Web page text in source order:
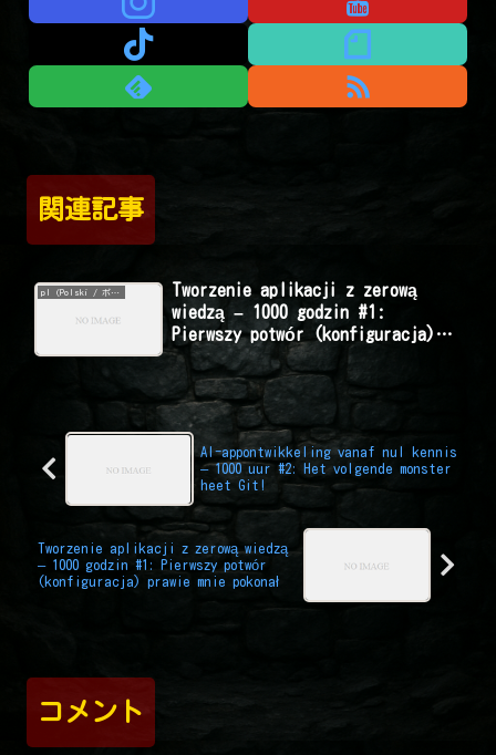
関連記事
pl (Polski / ポーランド語 / Polish)
Tworzenie aplikacji z zerową
wiedzą – 1000 godzin #1:
Pierwszy potwór (konfiguracja)
prawie mnie pokonał
AI-appontwikkeling vanaf nul kennis
– 1000 uur #2: Het volgende monster
heet Git!
Tworzenie aplikacji z zerową wiedzą
– 1000 godzin #1: Pierwszy potwór
(konfiguracja) prawie mnie pokonał
コメント